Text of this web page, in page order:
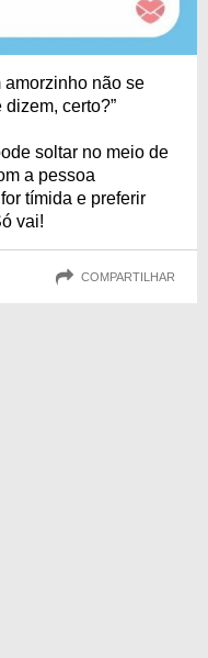
amorzinho não se
certo?”
soltar no meio de
a pessoa
tímida e preferir
vai!
COMPARTILHAR